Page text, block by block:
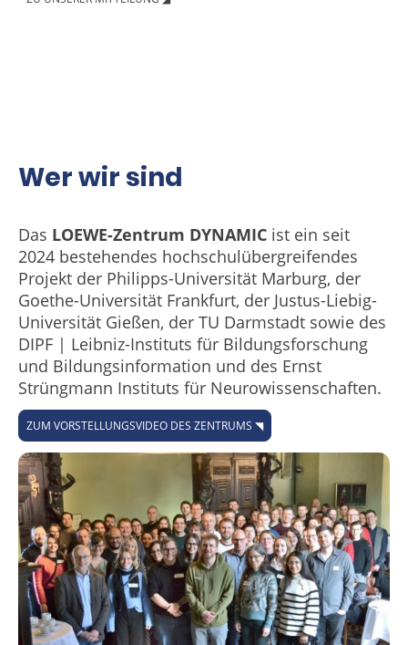
Wer wir sind
Das LOEWE-Zentrum DYNAMIC ist ein seit
2024 bestehendes hochschulübergreifendes
Projekt der Philipps-Universität Marburg, der
Goethe-Universität Frankfurt, der Justus-Liebig-
Universität Gießen, der TU Darmstadt sowie des
DIPF | Leibniz-Instituts für Bildungsforschung
und Bildungsinformation und des Ernst
Strüngmann Instituts für Neurowissenschaften.
ZUM VORSTELLUNGSVIDEO DES ZENTRUMS ◥